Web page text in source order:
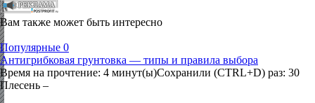
Вам также может быть интересно
Популярные 0
Антигрибковая грунтовка — типы и правила выбора
Время на прочтение: 4 минут(ы)Сохранили (CTRL+D) раз: 30
Плесень –